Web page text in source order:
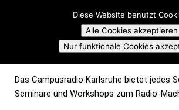
Skip to content
Campusradio Karlsruhe
RADIO-SEMINARE IM SOMMERSEMESTER
Das Campusradio Karlsruhe bietet jedes
Seminare und Workshops zum Radio-
Diese Website benutzt
Alle Cookies akzeptieren
Nur funktionale Cookies